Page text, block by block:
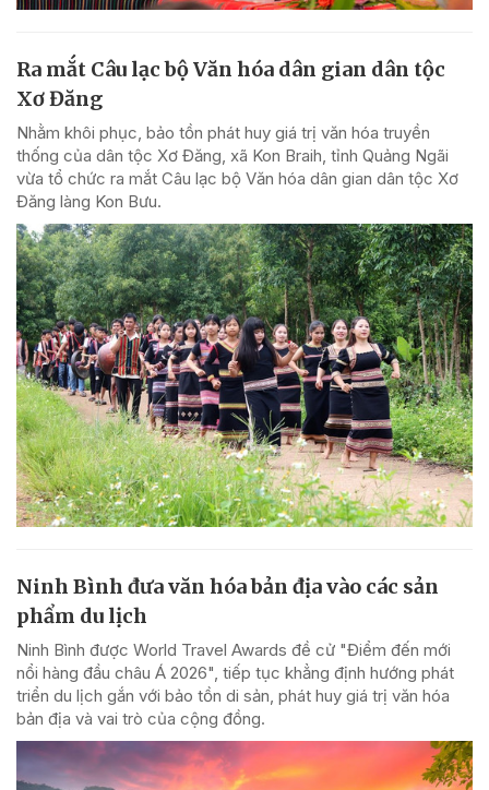
Ra mắt Câu lạc bộ Văn hóa dân gian dân tộc
Xơ Đăng
Nhằm khôi phục, bảo tồn phát huy giá trị văn hóa truyền
thống của dân tộc Xơ Đăng, xã Kon Braih, tỉnh Quảng Ngãi
vừa tổ chức ra mắt Câu lạc bộ Văn hóa dân gian dân tộc Xơ
Đăng làng Kon Bưu.
Ninh Bình đưa văn hóa bản địa vào các sản
phẩm du lịch
Ninh Bình được World Travel Awards đề cử "Điểm đến mới
nổi hàng đầu châu Á 2026", tiếp tục khẳng định hướng phát
triển du lịch gắn với bảo tồn di sản, phát huy giá trị văn hóa
bản địa và vai trò của cộng đồng.